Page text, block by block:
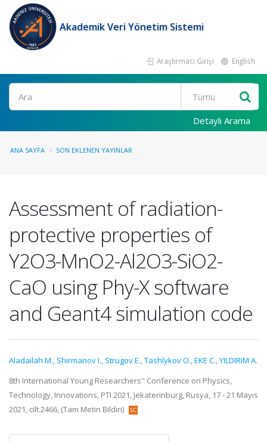
Akademik Veri Yönetim Sistemi
Araştırmacı Girişi English
Ara
Detaylı Arama
ANA SAYFA SON EKLENEN YAYINLAR
Assessment of radiation-
protective properties of
Y2O3-MnO2-Al2O3-SiO2-
CaO using Phy-X software
and Geant4 simulation code
Aladailah M., Shirmanov I., Strugov E.,Tashlykov O.,EKE C.,YILDIRIM A.
8th International Young Researchers'' Conference on Physics,
Technology, Innovations, PTI 2021, Jekaterinburg, Rusya, 17 - 21 Mayıs
2021, cilt.2466, (Tam Metin Bildiri)